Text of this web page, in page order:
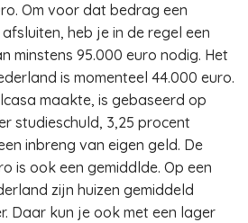
Om voor dat bedrag een
heb je in de regel een
minstens 95.000 euro nodig. Het
is momenteel 44.000 euro.
maakte, is gebaseerd op
studieschuld, 3,25 procent
inbreng van eigen geld. De
is ook een gemiddlde. Op een
zijn huizen gemiddeld
Daar kun je ook met een lager